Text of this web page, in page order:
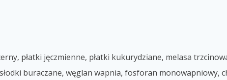
płatki jęczmienne, płatki kukurydziane, melasa
buraczane, węglan wapnia, fosforan monowapniowy,